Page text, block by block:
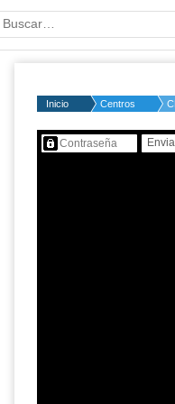
Palabra o frase:
Inicio Centros
Contenido protegido…